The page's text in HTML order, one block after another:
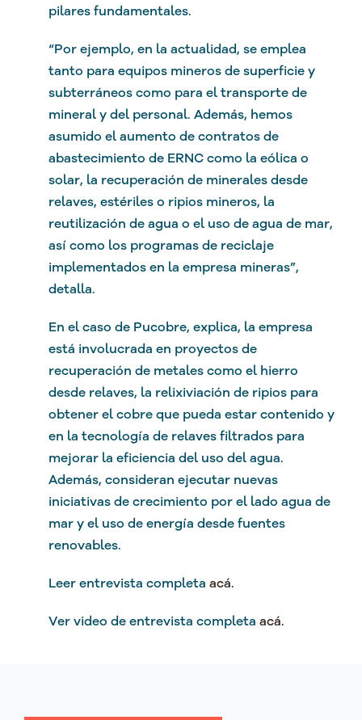
pilares fundamentales.
“Por ejemplo, en la actualidad, se emplea
tanto para equipos mineros de superficie y
subterráneos como para el transporte de
mineral y del personal. Además, hemos
asumido el aumento de contratos de
abastecimiento de ERNC como la eólica o
solar, la recuperación de minerales desde
relaves, estériles o ripios mineros, la
reutilización de agua o el uso de agua de mar,
así como los programas de reciclaje
implementados en la empresa mineras”,
detalla.
En el caso de Pucobre, explica, la empresa
está involucrada en proyectos de
recuperación de metales como el hierro
desde relaves, la relixiviación de ripios para
obtener el cobre que pueda estar contenido y
en la tecnología de relaves filtrados para
mejorar la eficiencia del uso del agua.
Además, consideran ejecutar nuevas
iniciativas de crecimiento por el lado agua de
mar y el uso de energía desde fuentes
renovables.
Leer entrevista completa acá.
Ver video de entrevista completa acá.